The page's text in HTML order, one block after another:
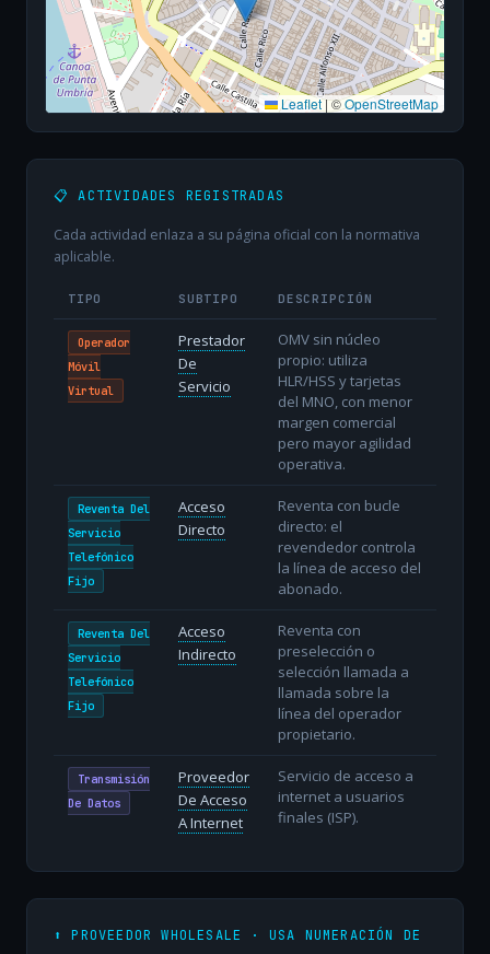
Leaflet |©OpenStreetMap
📋 ACTIVIDADES REGISTRADAS
Cada actividad enlaza a su página oficial con la normativa
aplicable.
TIPO SUBTIPO DESCRIPCIÓN
Operador
Móvil
Virtual
Prestador
De
Servicio
OMV sin núcleo
propio: utiliza
HLR/HSS y tarjetas
del MNO, con menor
margen comercial
pero mayor agilidad
operativa.
Reventa Del
Servicio
Telefónico
Fijo
Acceso
Directo
Reventa con bucle
directo: el
revendedor controla
la línea de acceso del
abonado.
Reventa Del
Servicio
Telefónico
Fijo
Acceso
Indirecto
Reventa con
preselección o
selección llamada a
llamada sobre la
línea del operador
propietario.
Transmisión
De Datos
Proveedor
De Acceso
A Internet
Servicio de acceso a
internet a usuarios
finales (ISP).
⬆️ PROVEEDOR WHOLESALE · USA NUMERACIÓN DE